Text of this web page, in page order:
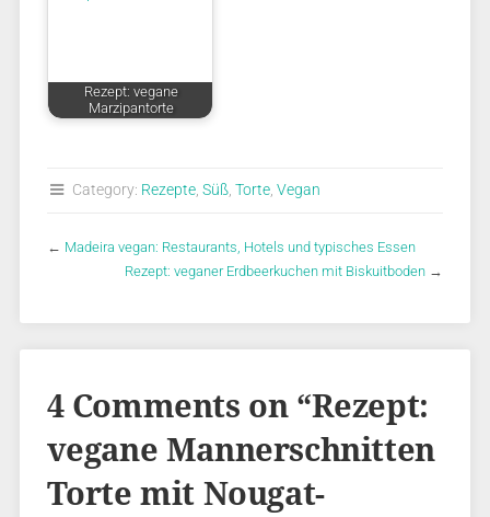
Rezept: vegane
Marzipantorte
Category: Rezepte, Süß, Torte, Vegan
← Madeira vegan: Restaurants, Hotels und typisches Essen
Rezept: veganer Erdbeerkuchen mit Biskuitboden →
4 Comments on “Rezept:
vegane Mannerschnitten
Torte mit Nougat-